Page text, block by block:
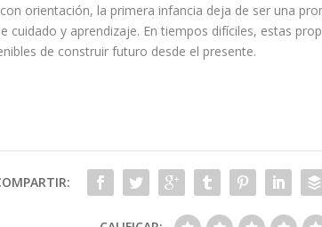
orientación, la primera infancia deja de ser una
cuidado y aprendizaje. En tiempos difíciles, estas
de construir futuro desde el presente.